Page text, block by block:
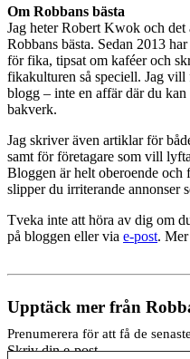
Om Robbans bästa
Jag heter Robert Kwok och
Robbans bästa. Sedan 2013
för fika, tipsat om kaféer och
fikakulturen så speciell. Jag vill
blogg – inte en affär där du
bakverk.
Jag skriver även artiklar för
samt för företagare som vill
Bloggen är helt oberoende och
slipper du irriterande annonser
Tveka inte att höra av dig om
på bloggen eller via e-post. Mer
Upptäck mer från
Prenumerera för att få de
Skriv din e-post …